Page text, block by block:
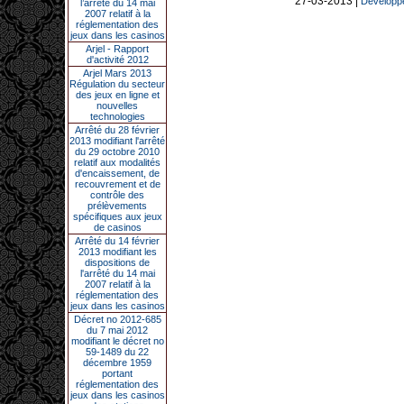
l’arrêté du 14 mai
2007 relatif à la
réglementation des
jeux dans les casinos
Arjel - Rapport
d'activité 2012
Arjel Mars 2013
Régulation du secteur
des jeux en ligne et
nouvelles
technologies
Arrêté du 28 février
2013 modifiant l'arrêté
du 29 octobre 2010
relatif aux modalités
d'encaissement, de
recouvrement et de
contrôle des
prélèvements
spécifiques aux jeux
de casinos
Arrêté du 14 février
2013 modifiant les
dispositions de
l'arrêté du 14 mai
2007 relatif à la
réglementation des
jeux dans les casinos
Décret no 2012-685
du 7 mai 2012
modifiant le décret no
59-1489 du 22
décembre 1959
portant
réglementation des
jeux dans les casinos